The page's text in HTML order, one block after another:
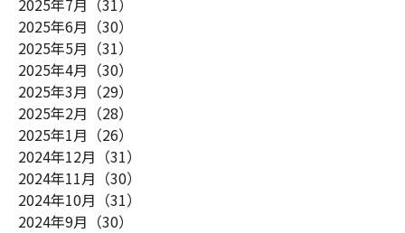
2025年7月（31）
2025年6月（30）
2025年5月（31）
2025年4月（30）
2025年3月（29）
2025年2月（28）
2025年1月（26）
2024年12月（31）
2024年11月（30）
2024年10月（31）
2024年9月（30）